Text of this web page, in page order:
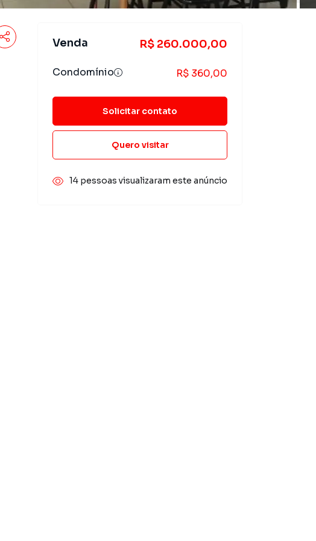
Venda R$ 260.000,00
Condomínio R$ 360,00
Solicitar contato
Quero visitar
14 pessoas visualizaram este anúncio